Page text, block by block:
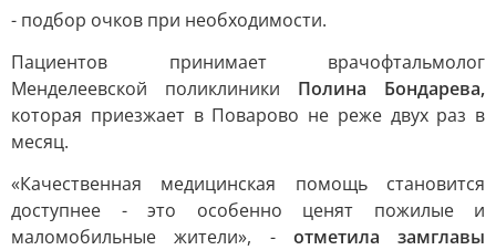
- подбор очков при необходимости.
Пациентов принимает врачофтальмолог
Менделеевской поликлиники Полина Бондарева,
которая приезжает в Поварово не реже двух раз в
месяц.
«Качественная медицинская помощь становится
доступнее - это особенно ценят пожилые и
маломобильные жители», - отметила замглавы